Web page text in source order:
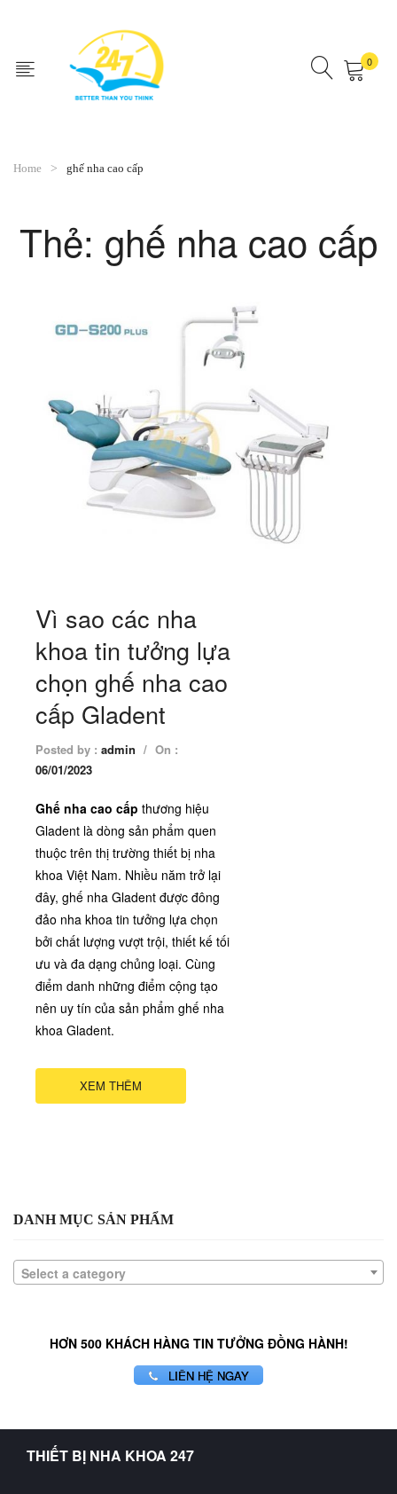
0
Home ghế nha cao cấp
Thẻ: ghế nha cao cấp
Vì sao các nha
khoa tin tưởng lựa
chọn ghế nha cao
cấp Gladent
Posted by : admin / On :
06/01/2023
Ghế nha cao cấp thương hiệu
Gladent là dòng sản phẩm quen
thuộc trên thị trường thiết bị nha
khoa Việt Nam. Nhiều năm trở lại
đây, ghế nha Gladent được đông
đảo nha khoa tin tưởng lựa chọn
bởi chất lượng vượt trội, thiết kế tối
ưu và đa dạng chủng loại. Cùng
điểm danh những điểm cộng tạo
nên uy tín của sản phẩm ghế nha
khoa Gladent.
XEM THÊM
DANH MỤC SẢN PHẨM
Select a category
HƠN 500 KHÁCH HÀNG TIN TƯỞNG ĐỒNG HÀNH!
LIÊN HỆ NGAY
THIẾT BỊ NHA KHOA 247